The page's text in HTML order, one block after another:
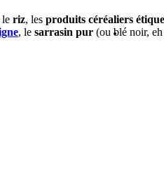
le riz, les produits céréaliers
, le sarrasin pur (ou blé noir,